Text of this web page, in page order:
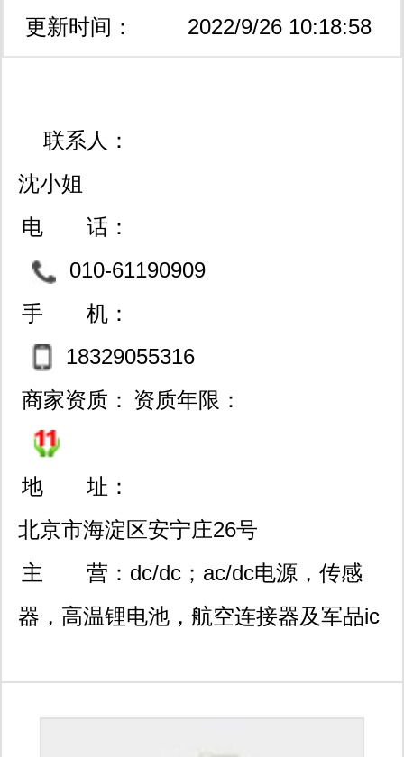
更新时间： 2022/9/26 10:18:58
联系人：
沈小姐
电 话：
010-61190909
手 机：
18329055316
商家资质： 资质年限：
地 址：
北京市海淀区安宁庄26号
悦moma701室
主 营： dc/dc；ac/dc电源，传感
器，高温锂电池，航空连接器及军品ic